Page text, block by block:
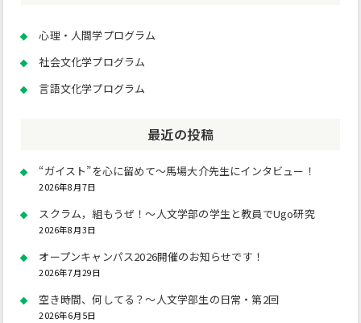
心理・人間学プログラム
社会文化学プログラム
言語文化学プログラム
最近の投稿
“ガイスト”を心に留めて～馬場大介先生にインタビュー！
2026年8月7日
スクラム，組もうぜ！～人文学部の学生と教員でUgo研究
2026年8月3日
オープンキャンパス2026開催のお知らせです！
2026年7月29日
空き時間、何してる？～人文学部生の日常・第2回
2026年6月5日